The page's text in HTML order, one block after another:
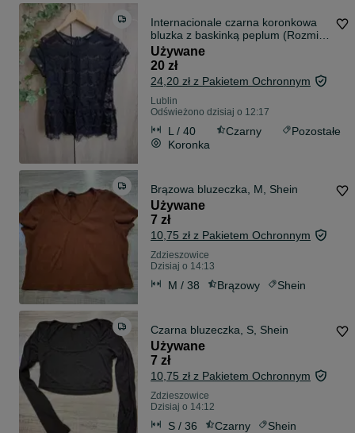
Internacionale czarna koronkowa
bluzka z baskinką peplum (Rozmiar
40 / L)
Używane
20 zł
24,20 zł z Pakietem Ochronnym
Lublin
Odświeżono dzisiaj o 12:17
L / 40 Czarny
Pozostałe
Koronka
Brązowa bluzeczka, M, Shein
Używane
7 zł
10,75 zł z Pakietem Ochronnym
Zdzieszowice
Dzisiaj o 14:13
M / 38 Brązowy Shein
Czarna bluzeczka, S, Shein
Używane
7 zł
10,75 zł z Pakietem Ochronnym
Zdzieszowice
Dzisiaj o 14:12
S / 36 Czarny Shein